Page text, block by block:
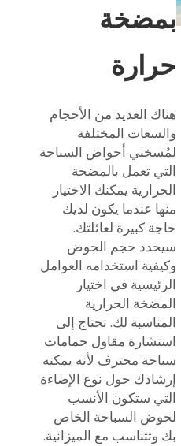
بمضخة
حرارة
هناك العديد من الأحجام
والسعات المختلفة
لمُسخني أحواض السباحة
التي تعمل بالمضخة
الحرارية يمكنك الاختيار
منها عندما يكون لديك
حاجة كبيرة لعائلتك.
سيحدد حجم الحوض
وكيفية استخدامه العوامل
الرئيسية في اختيار
المضخة الحرارية
المناسبة لك. تحتاج إلى
استشارة مقاول حمامات
سباحة محترف لأنه يمكنه
إرشادك حول نوع الإضاءة
التي ستكون الأنسب
لحوض السباحة الخاص
بك وتتناسب مع الميزانية.